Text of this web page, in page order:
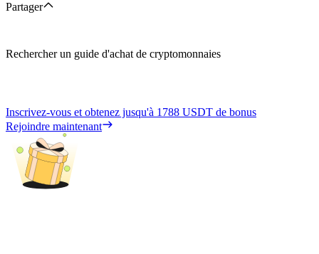
Partager
Rechercher un guide d'achat de cryptomonnaies
Inscrivez-vous et obtenez jusqu'à 1788 USDT de bonus
Rejoindre maintenant